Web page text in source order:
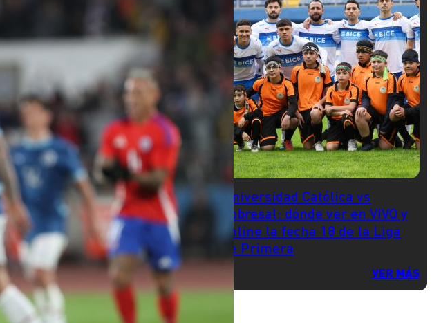
Universidad Católica vs
Cobresal: dónde ver en VIVO y
online la fecha 18 de la Liga
de Primera
VER MÁS